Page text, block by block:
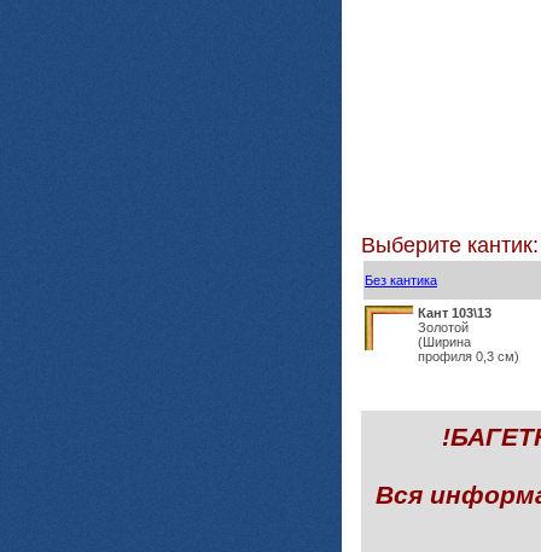
Выберите кантик:
Без кантика
Кант 103\13
Золотой
(Ширина
профиля 0,3 см)
Вся